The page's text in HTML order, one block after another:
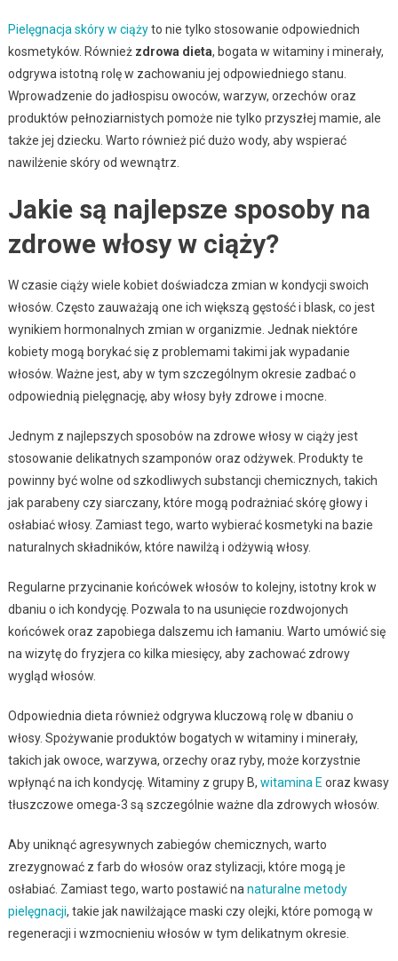
Pielęgnacja skóry w ciążyto nie tylko stosowanie odpowiednich
kosmetyków. Również zdrowa dieta, bogata w witaminy i minerały,
odgrywa istotną rolę w zachowaniu jej odpowiedniego stanu.
Wprowadzenie do jadłospisu owoców, warzyw, orzechów oraz
produktów pełnoziarnistych pomoże nie tylko przyszłej mamie, ale
także jej dziecku. Warto również pić dużo wody, aby wspierać
nawilżenie skóry od wewnątrz.
Jakie są najlepsze sposoby na
zdrowe włosy w ciąży?
W czasie ciąży wiele kobiet doświadcza zmian w kondycji swoich
włosów. Często zauważają one ich większą gęstość i blask, co jest
wynikiem hormonalnych zmian w organizmie. Jednak niektóre
kobiety mogą borykać się z problemami takimi jak wypadanie
włosów. Ważne jest, aby w tym szczególnym okresie zadbać o
odpowiednią pielęgnację, aby włosy były zdrowe i mocne.
Jednym z najlepszych sposobów na zdrowe włosy w ciąży jest
stosowanie delikatnych szamponów oraz odżywek. Produkty te
powinny być wolne od szkodliwych substancji chemicznych, takich
jak parabeny czy siarczany, które mogą podrażniać skórę głowy i
osłabiać włosy. Zamiast tego, warto wybierać kosmetyki na bazie
naturalnych składników, które nawilżą i odżywią włosy.
Regularne przycinanie końcówek włosów to kolejny, istotny krok w
dbaniu o ich kondycję. Pozwala to na usunięcie rozdwojonych
końcówek oraz zapobiega dalszemu ich łamaniu. Warto umówić się
na wizytę do fryzjera co kilka miesięcy, aby zachować zdrowy
wygląd włosów.
Odpowiednia dieta również odgrywa kluczową rolę w dbaniu o
włosy. Spożywanie produktów bogatych w witaminy i minerały,
takich jak owoce, warzywa, orzechy oraz ryby, może korzystnie
wpłynąć na ich kondycję. Witaminy z grupy B, witamina E oraz kwasy
tłuszczowe omega-3 są szczególnie ważne dla zdrowych włosów.
Aby uniknąć agresywnych zabiegów chemicznych, warto
zrezygnować z farb do włosów oraz stylizacji, które mogą je
osłabiać. Zamiast tego, warto postawić na naturalne metody
pielęgnacji, takie jak nawilżające maski czy olejki, które pomogą w
regeneracji i wzmocnieniu włosów w tym delikatnym okresie.